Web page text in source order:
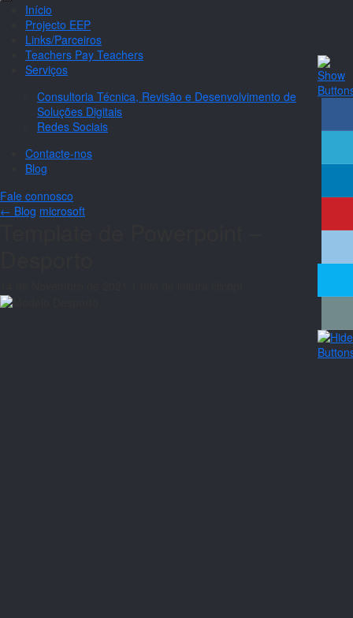
Início
Projecto EEP
Links/Parceiros
Teachers Pay Teachers
Serviços
Consultoria Técnica, Revisão e Desenvolvimento de
Soluções Digitais
Redes Sociais
Contacte-nos
Blog
Fale connosco
← Blog microsoft